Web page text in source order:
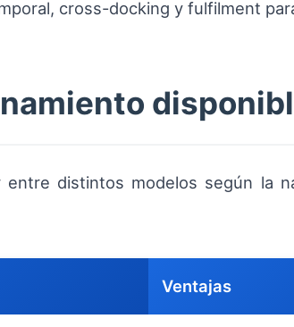
cross-docking y fulfilment
distintos modelos según la
Ventajas